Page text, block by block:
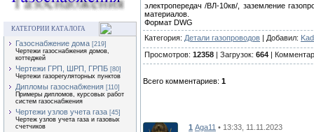
КАТЕГОРИИ КАТАЛОГА
Газоснабжение дома [219]
Чертежи газоснабжения домов,
коттеджей
Чертежи ГРП, ШРП, ГРПБ [80]
Чертежи газорегуляторных пунктов
Дипломы газоснабжения [110]
Примеры дипломов, курсовых работ
систем газоснабжения
Чертежи узлов учета газа [45]
Чертеж узлов учета газа и газовых
счетчиков
электропередач /ВЛ-10кв/, заземление
материалов.
Формат DWG
Категория: Детали газопроводов | Добавил:
Просмотров: 12358 | Загрузок: 664 |
Всего комментариев: 1
1 Aga11 • 13:33, 11.11.2023